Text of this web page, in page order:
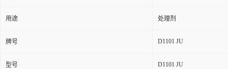
用途 处理剂
牌号 D1101 JU
型号 D1101 JU